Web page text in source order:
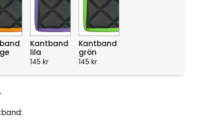
Kantband
lila
145 kr
Kantband
grön
145 kr